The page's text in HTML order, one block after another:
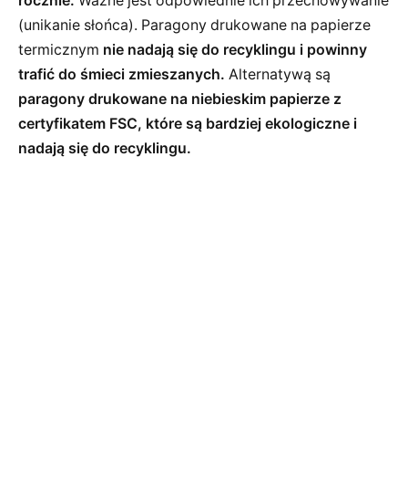
(unikanie słońca). Paragony drukowane na papierze
termicznym nie nadają się do recyklingu i powinny
trafić do śmieci zmieszanych. Alternatywą są
paragony drukowane na niebieskim papierze z
certyfikatem FSC, które są bardziej ekologiczne i
nadają się do recyklingu.